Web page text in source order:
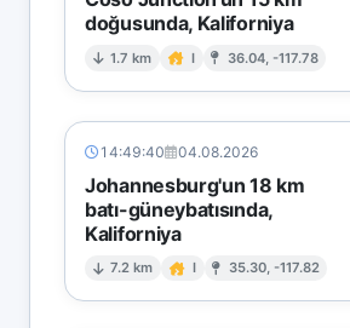
doğusunda, Kaliforniya
1.7 km I 36.04, -117.78
14:49:40 04.08.2026
Johannesburg'un 18 km
batı-güneybatısında,
Kaliforniya
7.2 km I 35.30, -117.82